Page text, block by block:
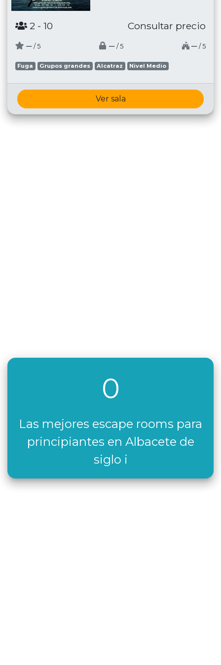
2 - 10 Consultar precio
─ / 5 ─ / 5 ─ / 5
Fuga Grupos grandes Alcatraz Nivel Medio
Ver sala
0
Las mejores escape rooms para
principiantes en Albacete de
siglo i